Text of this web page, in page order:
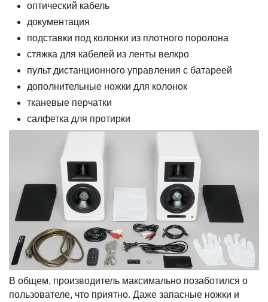
оптический кабель
документация
подставки под колонки из плотного поролона
стяжка для кабелей из ленты велкро
пульт дистанционного управления с батареей
дополнительные ножки для колонок
тканевые перчатки
салфетка для протирки
В общем, производитель максимально позаботился о
пользователе, что приятно. Даже запасные ножки и